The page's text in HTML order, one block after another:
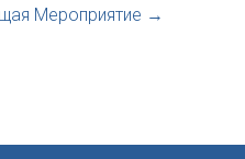
Мероприятие →